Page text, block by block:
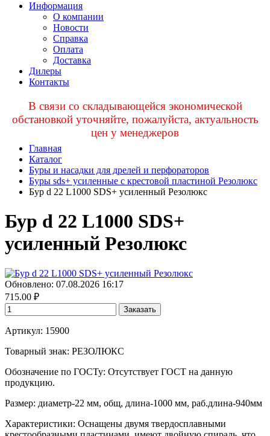
Информация
О компании
Новости
Справка
Оплата
Доставка
Дилеры
Контакты
В связи со складывающейся экономической
обстановкой уточняйте, пожалуйста, актуальность
цен у менеджеров
Главная
Каталог
Буры и насадки для дрелей и перфораторов
Буры sds+ усиленные с крестовой пластиной Резолюкс
Бур d 22 L1000 SDS+ усиленный Резолюкс
Бур d 22 L1000 SDS+
усиленный Резолюкс
Обновлено: 07.08.2026 16:17
715.00 ₽
Заказать
Артикул: 15900
Товарный знак: РЕЗОЛЮКС
Обозначение по ГОСТу: Отсутствует ГОСТ на данную
продукцию.
Размер: диаметр-22 мм, общ, длина-1000 мм, раб.длина-940мм
Характеристики: Оснащены двумя твердосплавными